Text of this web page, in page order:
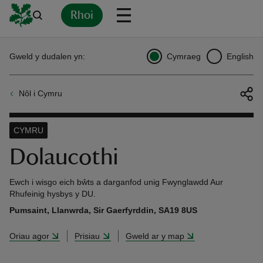
Rhoi
Nôl i Cymru
Gweld y dudalen yn: Cymraeg English
Dolaucothi
CYMRU
Ewch i wisgo eich bŵts a darganfod unig Fwynglawdd Aur
Rhufeinig hysbys y DU.
Pumsaint, Llanwrda, Sir Gaerfyrddin, SA19 8US
Oriau agor Prisiau Gweld ar y map